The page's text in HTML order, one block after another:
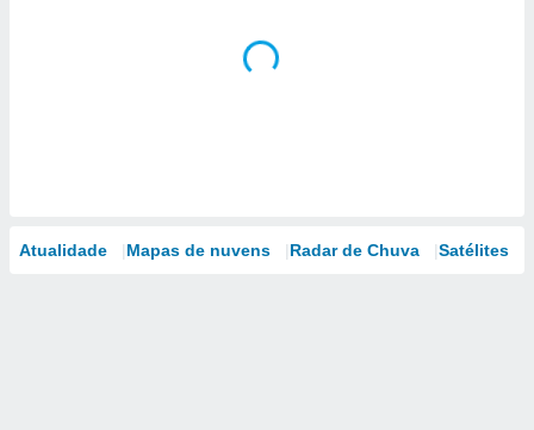
Atualidade Mapas de nuvens Radar de Chuva Satélites